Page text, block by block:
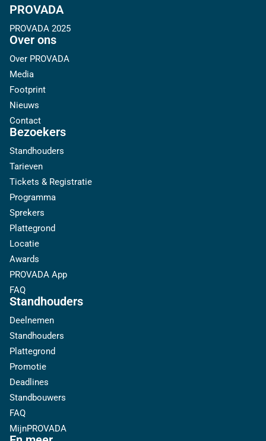
PROVADA
PROVADA 2025
Over ons
Over PROVADA
Media
Footprint
Nieuws
Contact
Bezoekers
Standhouders
Tarieven
Tickets & Registratie
Programma
Sprekers
Plattegrond
Locatie
Awards
PROVADA App
FAQ
Standhouders
Deelnemen
Standhouders
Plattegrond
Promotie
Deadlines
Standbouwers
FAQ
MijnPROVADA